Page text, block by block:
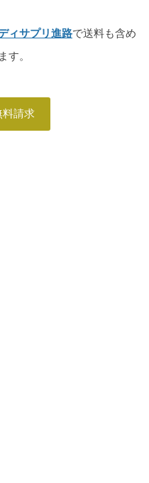
ィサプリ進路で送料も含め
す。
料請求